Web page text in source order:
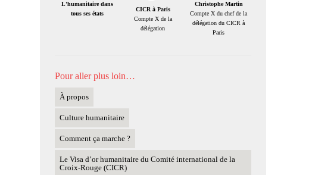
L'humanitaire dans
tous ses états
CICR à Paris
Compte X de la
délégation
Christophe Martin
Compte X du chef de la
délégation du CICR à
Paris
Pour aller plus loin…
À propos
Culture humanitaire
Comment ça marche ?
Le Visa d’or humanitaire du Comité international de la
Croix-Rouge (CICR)